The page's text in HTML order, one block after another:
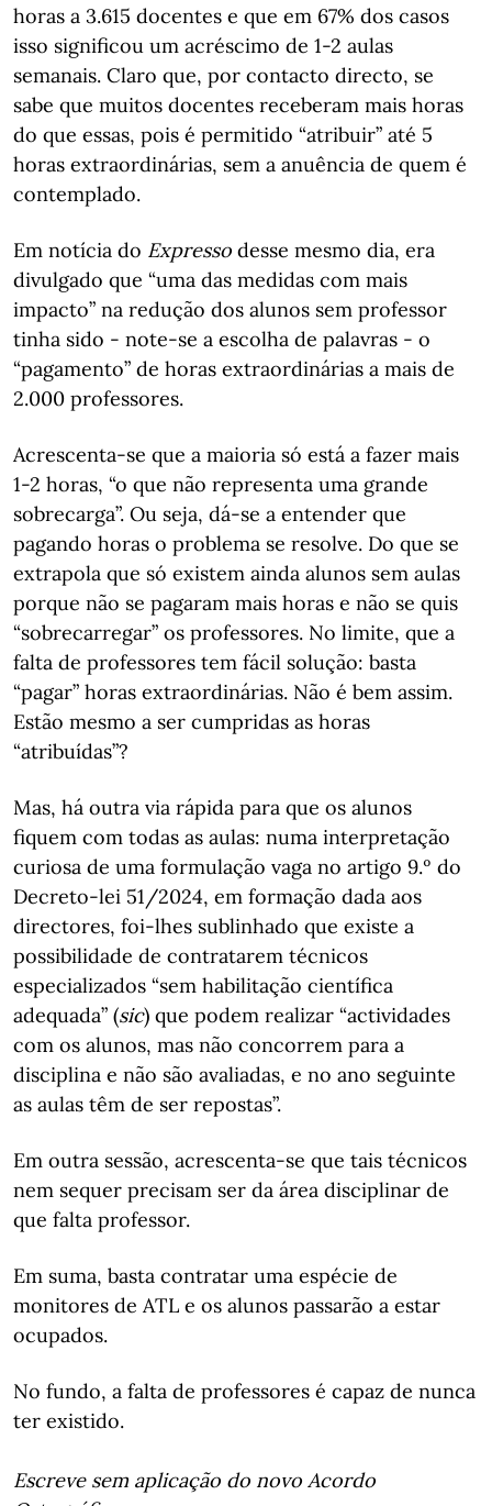
horas a 3.615 docentes e que em 67% dos casos
isso significou um acréscimo de 1-2 aulas
semanais. Claro que, por contacto directo, se
sabe que muitos docentes receberam mais horas
do que essas, pois é permitido “atribuir” até 5
horas extraordinárias, sem a anuência de quem é
contemplado.
Em notícia do Expresso desse mesmo dia, era
divulgado que “uma das medidas com mais
impacto” na redução dos alunos sem professor
tinha sido - note-se a escolha de palavras - o
“pagamento” de horas extraordinárias a mais de
2.000 professores.
Acrescenta-se que a maioria só está a fazer mais
1-2 horas, “o que não representa uma grande
sobrecarga”. Ou seja, dá-se a entender que
pagando horas o problema se resolve. Do que se
extrapola que só existem ainda alunos sem aulas
porque não se pagaram mais horas e não se quis
“sobrecarregar” os professores. No limite, que a
falta de professores tem fácil solução: basta
“pagar” horas extraordinárias. Não é bem assim.
Estão mesmo a ser cumpridas as horas
“atribuídas”?
Mas, há outra via rápida para que os alunos
fiquem com todas as aulas: numa interpretação
curiosa de uma formulação vaga no artigo 9.º do
Decreto-lei 51/2024, em formação dada aos
directores, foi-lhes sublinhado que existe a
possibilidade de contratarem técnicos
especializados “sem habilitação científica
adequada” (sic) que podem realizar “actividades
com os alunos, mas não concorrem para a
disciplina e não são avaliadas, e no ano seguinte
as aulas têm de ser repostas”.
Em outra sessão, acrescenta-se que tais técnicos
nem sequer precisam ser da área disciplinar de
que falta professor.
Em suma, basta contratar uma espécie de
monitores de ATL e os alunos passarão a estar
ocupados.
No fundo, a falta de professores é capaz de nunca
ter existido.
Escreve sem aplicação do novo Acordo